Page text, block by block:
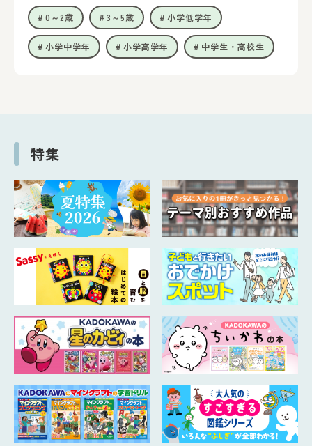
0～2歳 3～5歳 小学低学年
小学中学年 小学高学年 中学生・高校生
特集